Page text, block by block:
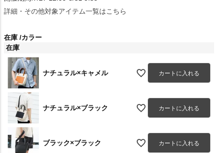
詳細・その他対象アイテム一覧はこちら
在庫 カラー
在庫
ナチュラル×キャメル カートに入れる
ナチュラル×ブラック カートに入れる
ブラック×ブラック カートに入れる